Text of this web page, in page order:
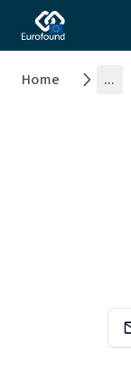
Home ...